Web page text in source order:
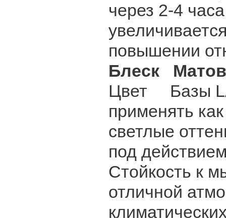
через 2-4
повышении
Блеск
Цвет Базы
применять
светлые
под
Стойкость к
отличной